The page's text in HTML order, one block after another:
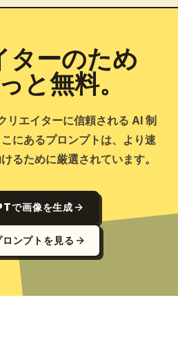
ターのため
と無料。
リエイターに信頼される AI 制
にあるプロンプトは、より速
るために厳選されています。
で画像を生成
ンプトを見る